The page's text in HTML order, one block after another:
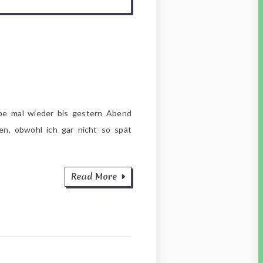
mal wieder bis gestern Abend
obwohl ich gar nicht so spät
Read More